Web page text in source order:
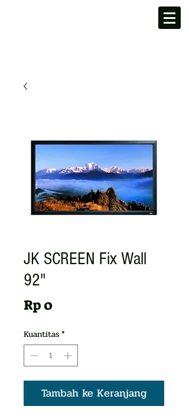
JK SCREEN Fix Wall
92"
Rp 0Harga
Kuantitas*
Tambah ke Keranjang